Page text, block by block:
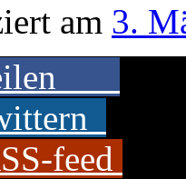
am 3.
feed